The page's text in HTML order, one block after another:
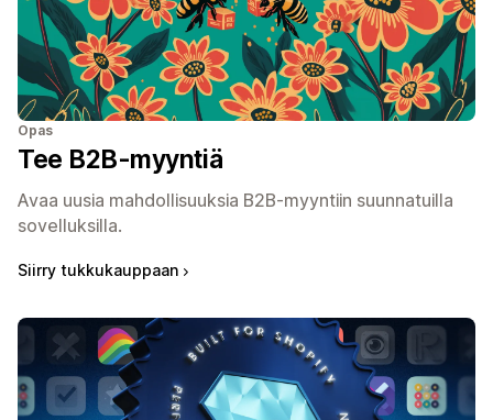
Opas
Tee B2B-myyntiä
Avaa uusia mahdollisuuksia B2B-myyntiin suunnatuilla
sovelluksilla.
Siirry tukkukauppaan